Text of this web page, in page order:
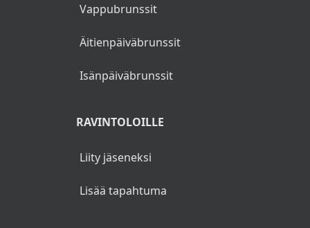
Vappubrunssit
Äitienpäiväbrunssit
Isänpäiväbrunssit
RAVINTOLOILLE
Liity jäseneksi
Lisää tapahtuma